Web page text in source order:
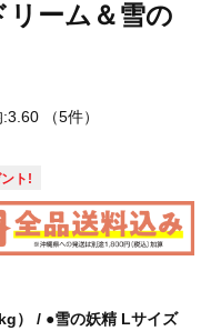
リーム＆雪の
:3.60
（5件）
ト!
） / ●雪の妖精 Lサイズ